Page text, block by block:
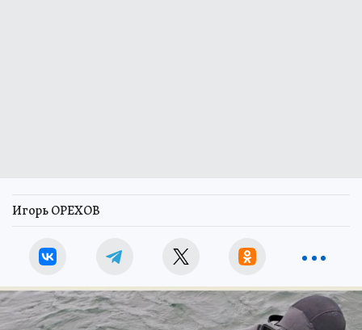
Игорь ОРЕХОВ